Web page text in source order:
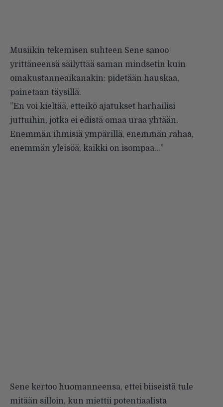
Musiikin tekemisen suhteen Sene sanoo
yrittäneensä säilyttää saman mindsetin kuin
omakustanneaikanakin: pidetään hauskaa,
painetaan täysillä.
”En voi kieltää, etteikö ajatukset harhailisi
juttuihin, jotka ei edistä omaa uraa yhtään.
Enemmän ihmisiä ympärillä, enemmän rahaa,
enemmän yleisöä, kaikki on isompaa…”
Sene kertoo huomanneensa, ettei biiseistä tule
mitään silloin, kun miettii potentiaalista